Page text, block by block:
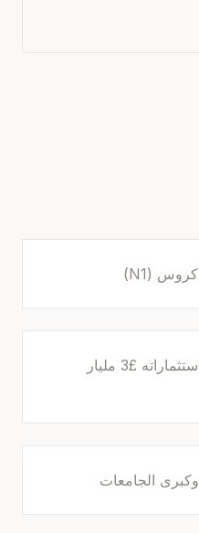
مشروع تجديد رائد تجاوزت استثماراته £3 مليار